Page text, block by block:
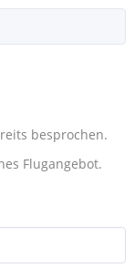
besprochen.
Flugangebot.